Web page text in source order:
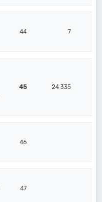
44 7
45 24 335
46
47